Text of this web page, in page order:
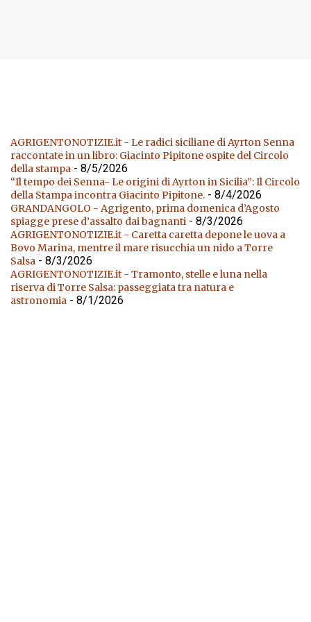
AGRIGENTONOTIZIE.it - Le radici siciliane di Ayrton Senna
raccontate in un libro: Giacinto Pipitone ospite del Circolo
della stampa - 8/5/2026
“Il tempo dei Senna- Le origini di Ayrton in Sicilia”: Il Circolo
della Stampa incontra Giacinto Pipitone. - 8/4/2026
GRANDANGOLO - Agrigento, prima domenica d’Agosto
spiagge prese d’assalto dai bagnanti - 8/3/2026
AGRIGENTONOTIZIE.it - Caretta caretta depone le uova a
Bovo Marina, mentre il mare risucchia un nido a Torre
Salsa - 8/3/2026
AGRIGENTONOTIZIE.it - Tramonto, stelle e luna nella
riserva di Torre Salsa: passeggiata tra natura e
astronomia - 8/1/2026